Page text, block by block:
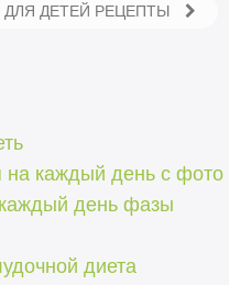
ДЛЯ ДЕТЕЙ РЕЦЕПТЫ
на каждый день с фото
день фазы
диета